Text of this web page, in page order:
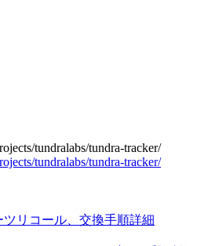
tundralabs/tundra-tracker/
tundralabs/tundra-tracker/